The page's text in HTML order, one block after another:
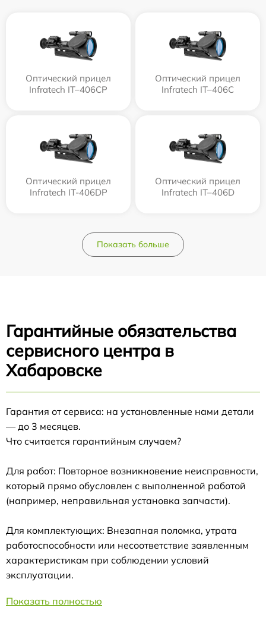
Оптический прицел
Infratech IT–406СP
Оптический прицел
Infratech IT–406С
Оптический прицел
Infratech IT-406DP
Оптический прицел
Infratech IT–406D
Показать больше
Гарантийные обязательства
сервисного центра в
Хабаровске
Гарантия от сервиса: на установленные нами детали
— до 3 месяцев.
Что считается гарантийным случаем?
Для работ: Повторное возникновение неисправности,
который прямо обусловлен с выполненной работой
(например, неправильная установка запчасти).
Для комплектующих: Внезапная поломка, утрата
работоспособности или несоответствие заявленным
характеристикам при соблюдении условий
эксплуатации.
Показать полностью